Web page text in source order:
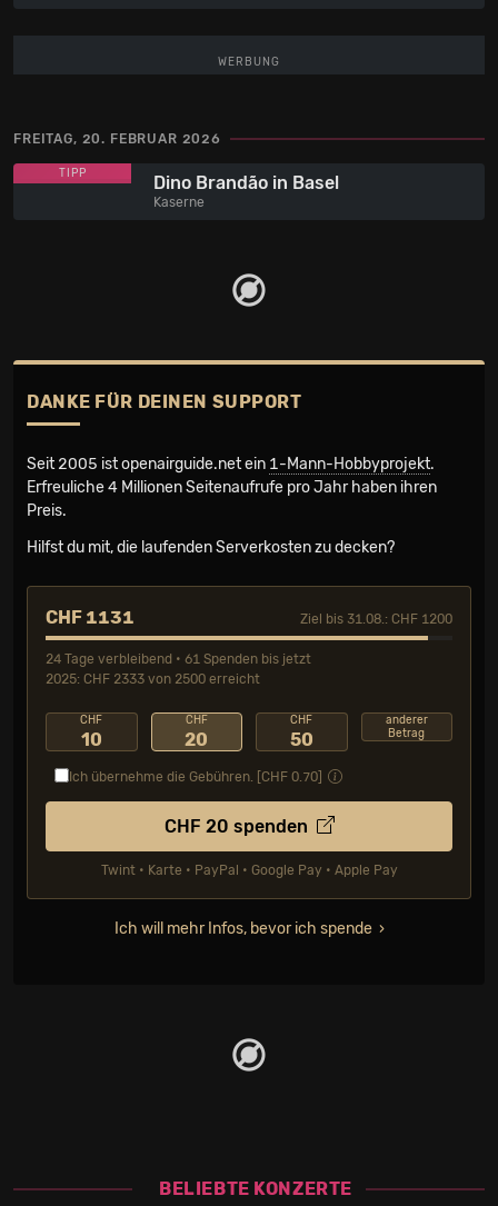
WERBUNG
FREITAG, 20. FEBRUAR 2026
TIPP Dino Brandão in Basel
Kaserne
DANKE FÜR DEINEN SUPPORT
Seit 2005 ist openairguide.net ein 1-Mann-Hobbyprojekt.
Erfreuliche 4 Millionen Seiten­aufrufe pro Jahr haben ihren
Preis.
Hilfst du mit, die laufenden Serverkosten zu decken?
CHF 1131 Ziel bis 31.08.: CHF 1200
24 Tage verbleibend • 61 Spenden bis jetzt
2025: CHF 2333 von 2500 erreicht
CHF
10
CHF
20
CHF
50
anderer
Betrag
Ich übernehme die Gebühren. [CHF 0.70]
CHF 20 spenden
Twint • Karte • PayPal • Google Pay • Apple Pay
Ich will mehr Infos, bevor ich spende
BELIEBTE KONZERTE